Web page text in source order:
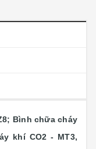
Bình chữa cháy
khí CO2 - MT3,